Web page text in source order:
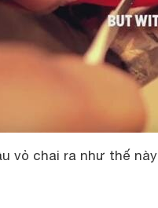
vỏ chai ra như thế này